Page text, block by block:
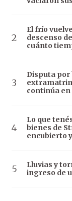
El frío
descenso
cuánto
Disputa por
continúa
Lo que
bienes de
encubierto
Lluvias y
ingreso de